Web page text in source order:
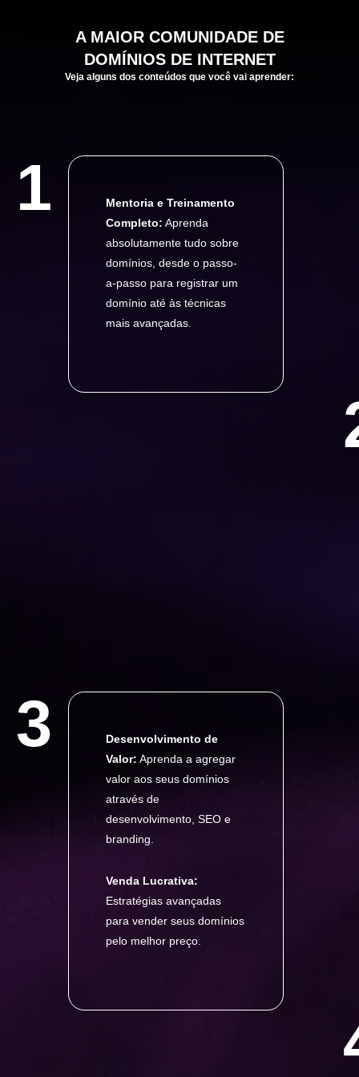
A MAIORCOMUNIDADE DE
DOMÍNIOS DE INTERNET
Veja alguns dos conteúdos que você vai aprender:
1
Mentoria e Treinamento
Completo: Aprenda
absolutamente tudo sobre
domínios, desde o passo-
a-passo para registrar um
domínio até às técnicas
mais avançadas.
3
Desenvolvimento de
Valor: Aprenda a agregar
valor aos seus domínios
através de
desenvolvimento, SEO e
branding.
Venda Lucrativa:
Estratégias avançadas
para vender seus domínios
pelo melhor preço.